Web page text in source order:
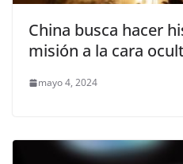
China busca hacer
misión a la cara
mayo 4, 2024